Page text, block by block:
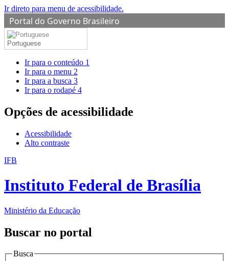
Ir direto para menu de acessibilidade.
Portal do Governo Brasileiro
Portuguese
Ir para o conteúdo 1
Ir para o menu 2
Ir para a busca 3
Ir para o rodapé 4
Opções de acessibilidade
Acessibilidade
Alto contraste
IFB
Instituto Federal de Brasília
Ministério da Educação
Buscar no portal
Busca